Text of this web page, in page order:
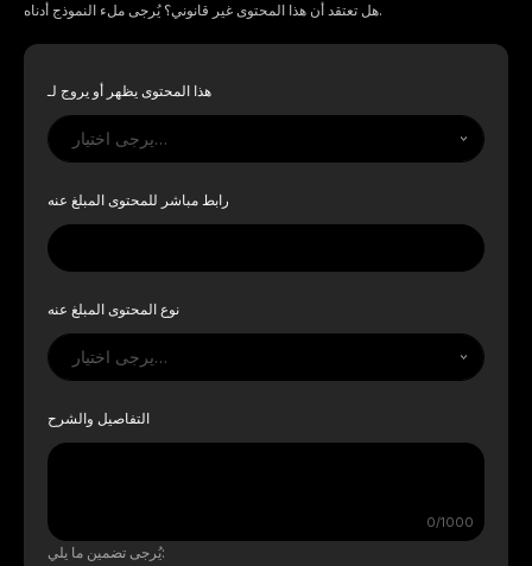
هل تعتقد أن هذا المحتوى غير قانوني؟ يُرجى ملء النموذج أدناه.
هذا المحتوى يظهر أو يروج لـ
يرجى اختيار…
رابط مباشر للمحتوى المبلغ عنه
نوع المحتوى المبلغ عنه
يرجى اختيار…
التفاصيل والشرح
0/1000
يُرجى تضمين ما يلي: